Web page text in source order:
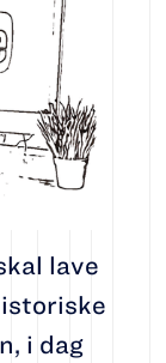
lave
i dag